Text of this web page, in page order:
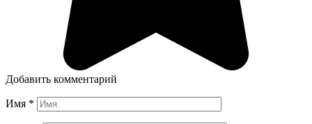
Добавить комментарий
Имя *